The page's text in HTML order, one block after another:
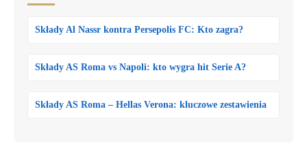
Składy Al Nassr kontra Persepolis FC: Kto zagra?
Składy AS Roma vs Napoli: kto wygra hit Serie A?
Składy AS Roma – Hellas Verona: kluczowe zestawienia